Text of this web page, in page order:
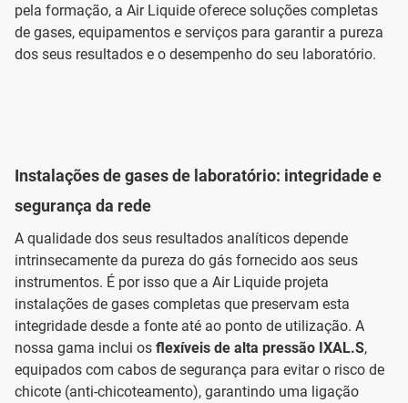
pela formação, a Air Liquide oferece soluções completas
de gases, equipamentos e serviços para garantir a pureza
dos seus resultados e o desempenho do seu laboratório.
Instalações de gases de laboratório: integridade e
segurança da rede
A qualidade dos seus resultados analíticos depende
intrinsecamente da pureza do gás fornecido aos seus
instrumentos. É por isso que a Air Liquide projeta
instalações de gases completas que preservam esta
integridade desde a fonte até ao ponto de utilização. A
nossa gama inclui os flexíveis de alta pressão IXAL.S,
equipados com cabos de segurança para evitar o risco de
chicote (anti-chicoteamento), garantindo uma ligação